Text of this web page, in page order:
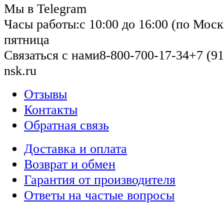
Мы в Telegram
Часы работы:с 10:00 до 16:00 (по
пятница
Связаться с нами8-800-700-17-34+7
nsk.ru
Отзывы
Контакты
Обратная связь
Доставка и оплата
Возврат и обмен
Гарантия от производителя
Ответы на частые вопросы